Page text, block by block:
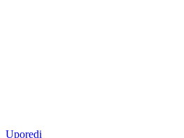
Uporedi